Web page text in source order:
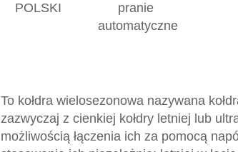
POLSKI
pranie
automatyczne
To kołdra wielosezonowa nazywana
zazwyczaj z cienkiej kołdry letniej lub
możliwością łączenia ich za pomocą